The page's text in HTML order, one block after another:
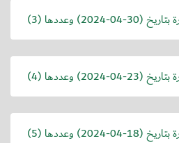
بتاريخ (2024-04-30) وعددها (3)
بتاريخ (2024-04-23) وعددها (4)
بتاريخ (2024-04-18) وعددها (5)